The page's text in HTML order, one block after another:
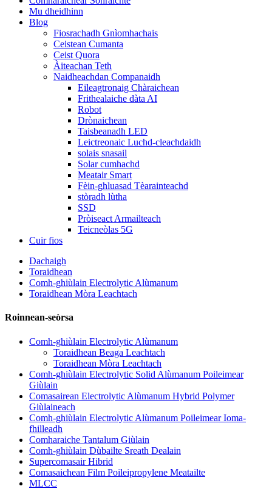
Mu dheidhinn
Blog
Fiosrachadh Gnìomhachais
Ceistean Cumanta
Ceist Quora
Àiteachan Teth
Naidheachdan Companaidh
Eileagtronaig Chàraichean
Frithealaiche dàta AI
Robot
Drònaichean
Taisbeanadh LED
Leictreonaic Luchd-cleachdaidh
solais snasail
Solar cumhachd
Meatair Smart
Fèin-ghluasad Tèarainteachd
stòradh lùtha
SSD
Pròiseact Armailteach
Teicneòlas 5G
Cuir fios
Dachaigh
Toraidhean
Comh-ghiùlain Electrolytic Alùmanum
Toraidhean Mòra Leachtach
Roinnean-seòrsa
Comh-ghiùlain Electrolytic Alùmanum
Toraidhean Beaga Leachtach
Toraidhean Mòra Leachtach
Comh-ghiùlain Electrolytic Solid Alùmanum Poileimear
Giùlain
Comasairean Electrolytic Alùmanum Hybrid Polymer
Giùlaineach
Comh-ghiùlain Electrolytic Alùmanum Poileimear Ioma-
fhilleadh
Comharaiche Tantalum Giùlain
Comh-ghiùlain Dùbailte Sreath Dealain
Supercomasair Hibrid
Comasaichean Film Poileipropylene Meatailte
MLCC